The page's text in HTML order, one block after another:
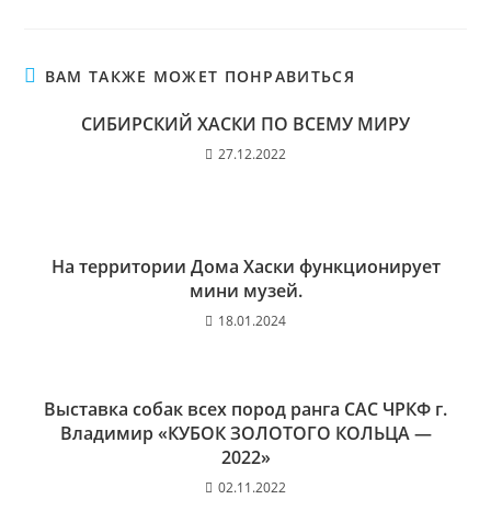
ВАМ ТАКЖЕ МОЖЕТ ПОНРАВИТЬСЯ
СИБИРСКИЙ ХАСКИ ПО ВСЕМУ МИРУ
27.12.2022
На территории Дома Хаски функционирует
мини музей.
18.01.2024
Выставка собак всех пород ранга САС ЧРКФ г.
Владимир «КУБОК ЗОЛОТОГО КОЛЬЦА —
2022»
02.11.2022